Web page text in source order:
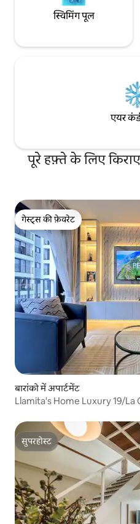
स्विमिंग पूल
एयर
पूरे हफ़्ते के लिए
गेस्ट्स की फ़ेवरेट
गेस्ट्स की फ़ेवरेट
बारांको में अपार्टमेंट
Llamita's Home Luxury 19/La
सुपरहोस्ट
सुपरहोस्ट